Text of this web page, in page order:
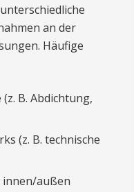
an der
Häufige
B. Abdichtung,
(z. B. technische
innen/außen